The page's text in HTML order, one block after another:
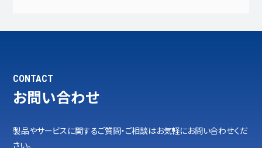
CONTACT
お問い合わせ
製品やサービスに関するご質問・ご相談はお気軽にお問い合わせくだ
さい。